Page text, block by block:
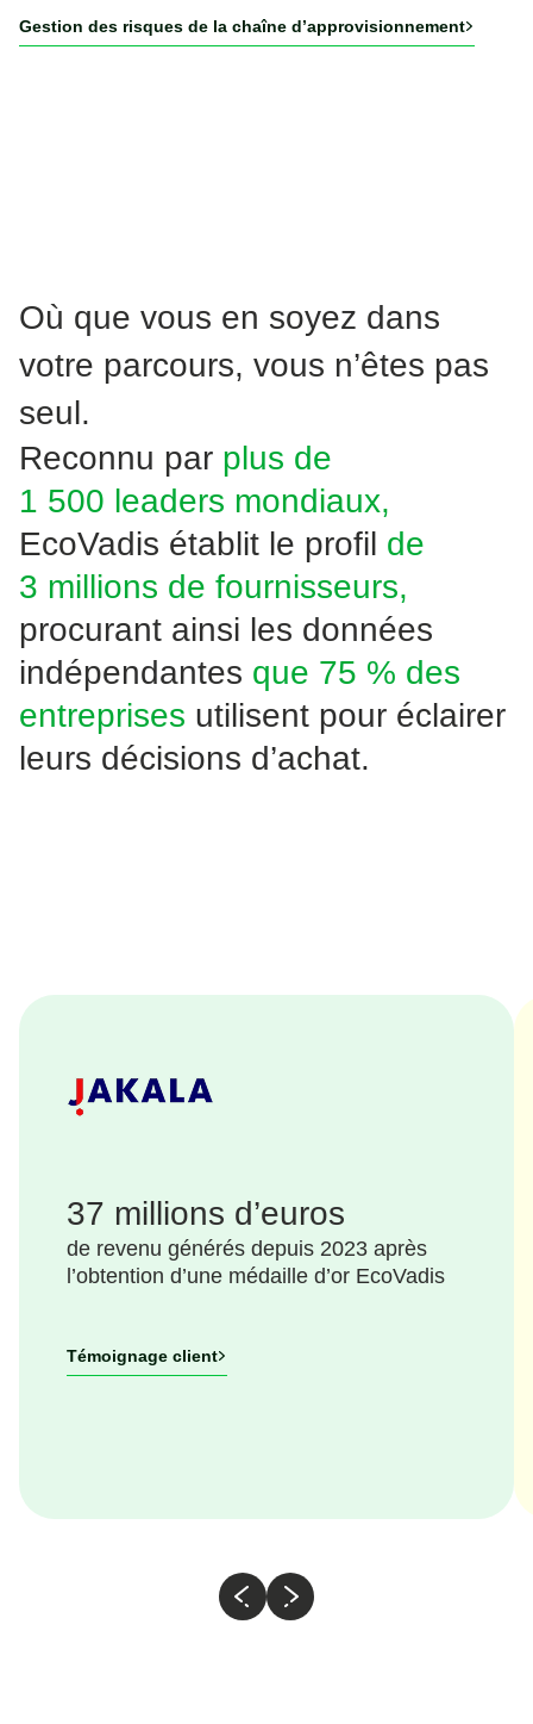
Gestion des risques de la chaîne d’approvisionnement
Où que vous en soyez dans
votre parcours, vous n’êtes pas
seul.
Reconnu par plus de
1 500 leaders mondiaux,
EcoVadis établit le profil de
3 millions de fournisseurs,
procurant ainsi les données
indépendantes que 75 % des
entreprises utilisent pour éclairer
leurs décisions d’achat.
Témoignage client
37 millions d’euros
de revenu générés depuis 2023 après
l’obtention d’une médaille d’or EcoVadis